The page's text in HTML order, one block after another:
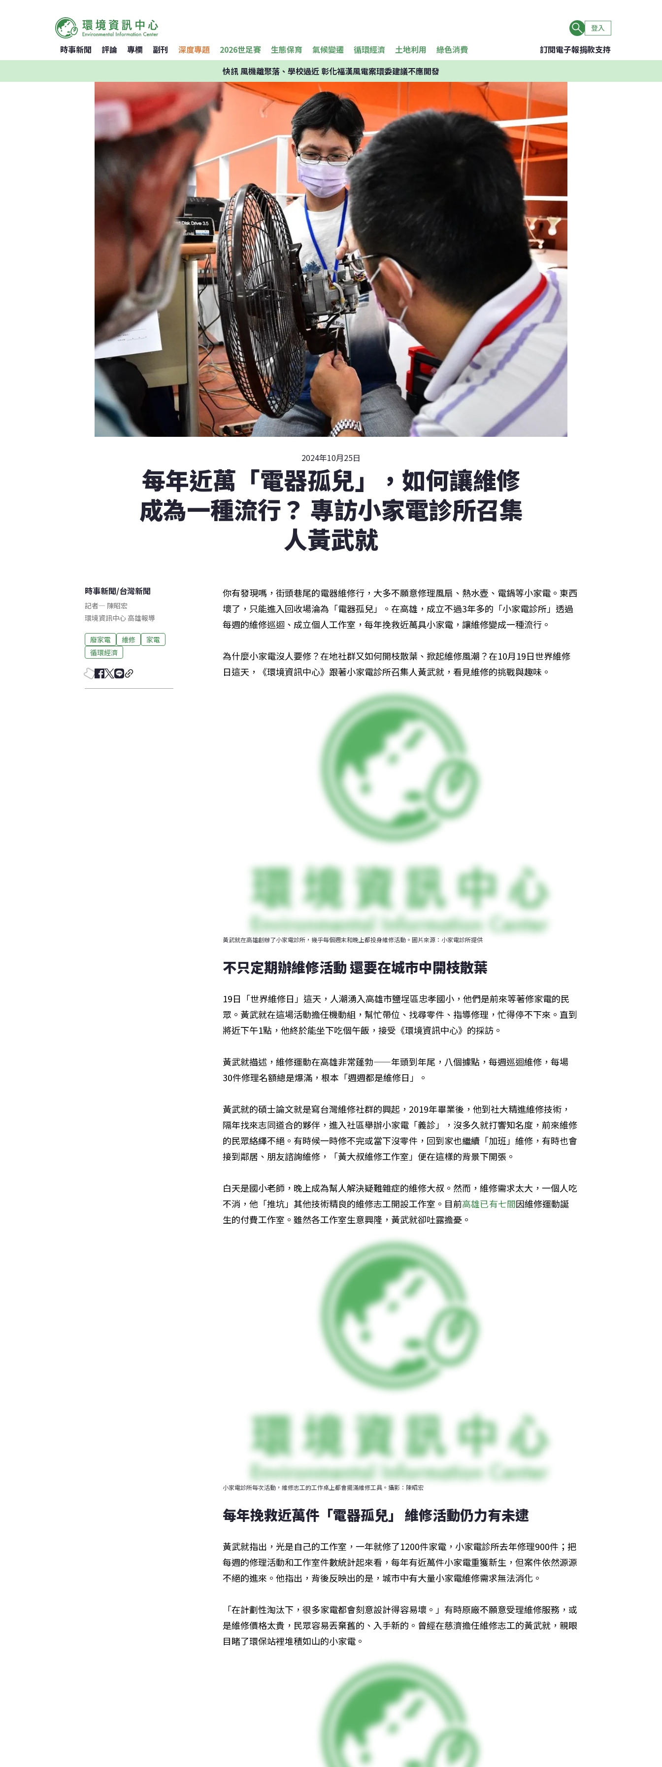
登入
時事新聞 評論 專欄 副刊 深度專題 2026世足賽 生態保育 氣候變遷 循環經濟 土地利用 綠色消費 訂閱電子報捐款支持
快訊風機離聚落、學校過近 彰化福漢風電案環委建議不應開發
2024年10月25日
每年近萬「電器孤兒」，如何讓維修
成為一種流行？ 專訪小家電診所召集
人黃武就
時事新聞/台灣新聞
記者— 陳昭宏
環境資訊中心 高雄報導
廢家電 維修
家電
循環經濟
你有發現嗎，街頭巷尾的電器維修行，大多不願意修理風扇、熱水壺、電鍋等小家電。東西
壞了，只能進入回收場淪為「電器孤兒」。在高雄，成立不過3年多的「小家電診所」透過
每週的維修巡迴、成立個人工作室，每年挽救近萬具小家電，讓維修變成一種流行。
為什麼小家電沒人要修？在地社群又如何開枝散葉、掀起維修風潮？在10月19日世界維修
日這天，《環境資訊中心》跟著小家電診所召集人黃武就，看見維修的挑戰與趣味。
黃武就在高雄創辦了小家電診所，幾乎每個週末和晚上都投身維修活動。圖片來源：小家電診所提供
不只定期辦維修活動 還要在城市中開枝散葉
19日「世界維修日」這天，人潮湧入高雄市鹽埕區忠孝國小，他們是前來等著修家電的民
眾。黃武就在這場活動擔任機動組，幫忙帶位、找尋零件、指導修理，忙得停不下來。直到
將近下午1點，他終於能坐下吃個午飯，接受《環境資訊中心》的採訪。
黃武就描述，維修運動在高雄非常蓬勃——年頭到年尾，八個據點，每週巡迴維修，每場
30件修理名額總是爆滿，根本「週週都是維修日」。
黃武就的碩士論文就是寫台灣維修社群的興起，2019年畢業後，他到社大精進維修技術，
隔年找來志同道合的夥伴，進入社區舉辦小家電「義診」，沒多久就打響知名度，前來維修
的民眾絡繹不絕。有時候一時修不完或當下沒零件，回到家也繼續「加班」維修，有時也會
接到鄰居、朋友諮詢維修，「黃大叔維修工作室」便在這樣的背景下開張。
白天是國小老師，晚上成為幫人解決疑難雜症的維修大叔。然而，維修需求太大，一個人吃
不消，他「推坑」其他技術精良的維修志工開設工作室。目前高雄已有七間因維修運動誕
生的付費工作室。雖然各工作室生意興隆，黃武就卻吐露擔憂。
小家電診所每次活動，維修志工的工作桌上都會擺滿維修工具。攝影：陳昭宏
每年挽救近萬件「電器孤兒」 維修活動仍力有未逮
黃武就指出，光是自己的工作室，一年就修了1200件家電，小家電診所去年修理900件；把
每週的修理活動和工作室件數統計起來看，每年有近萬件小家電重獲新生，但案件依然源源
不絕的進來。他指出，背後反映出的是，城市中有大量小家電維修需求無法消化。
「在計劃性淘汰下，很多家電都會刻意設計得容易壞。」有時原廠不願意受理維修服務，或
是維修價格太貴，民眾容易丟棄舊的、入手新的。曾經在慈濟擔任維修志工的黃武就，親眼
目睹了環保站裡堆積如山的小家電。